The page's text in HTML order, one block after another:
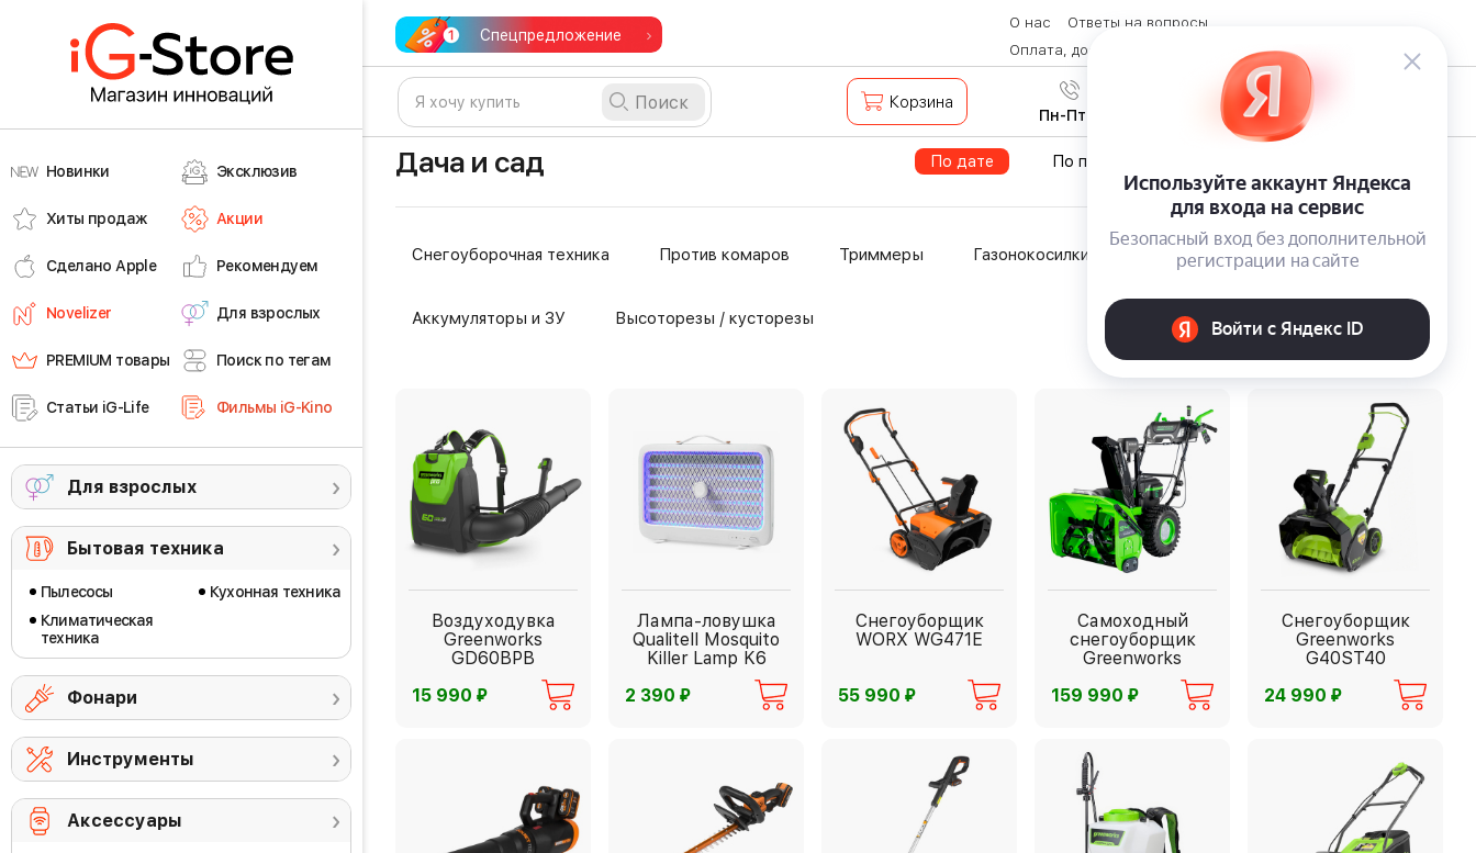
Новинки Эксклюзив
Хиты продаж Акции
Сделано Apple Рекомендуем
Novelizer Для взрослых
PREMIUM товары Поиск по тегам
Статьи iG-Life Фильмы iG-Kino
Для взрослых
Бытовая техника
Пылесосы
Климатическая
техника
Кухонная техника
Фонари
Инструменты
Аксессуары
Спецпредложение
О нас
Ответы на вопросы
Оплата, доставка и возврат товара
Контакты
Поиск Корзина 8 (800) 600-28-07
Пн-Пт с 9:00 до 19:00
Дача и сад По дате По популярности
Снегоуборочная техника Против комаров Триммеры Газонокосилки Уход за садом
Аккумуляторы и ЗУ Высоторезы / кусторезы
Воздуходувка
Greenworks
GD60BPB
15 990 ⃏
Лампа-ловушка
Qualitell Mosquito
Killer Lamp K6
2 390 ⃏
Снегоуборщик
WORX WG471E
55 990 ⃏
Самоходный
снегоуборщик
Greenworks
159 990 ⃏
Снегоуборщик
Greenworks
G40ST40
24 990 ⃏